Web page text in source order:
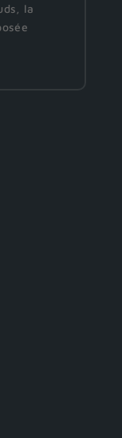
la